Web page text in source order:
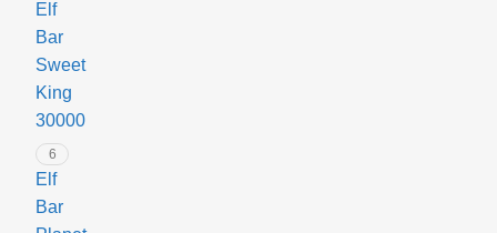
Elf
Bar
Sweet
King
30000
6
Elf
Bar
тих,
хто
хоче